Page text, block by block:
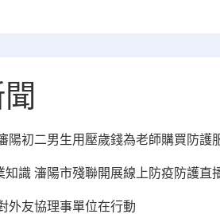
陽初二男生用壓歲錢為老師購買防護
知識 瀋陽市殘聯開展線上防疫防護直
外友協理事單位在行動